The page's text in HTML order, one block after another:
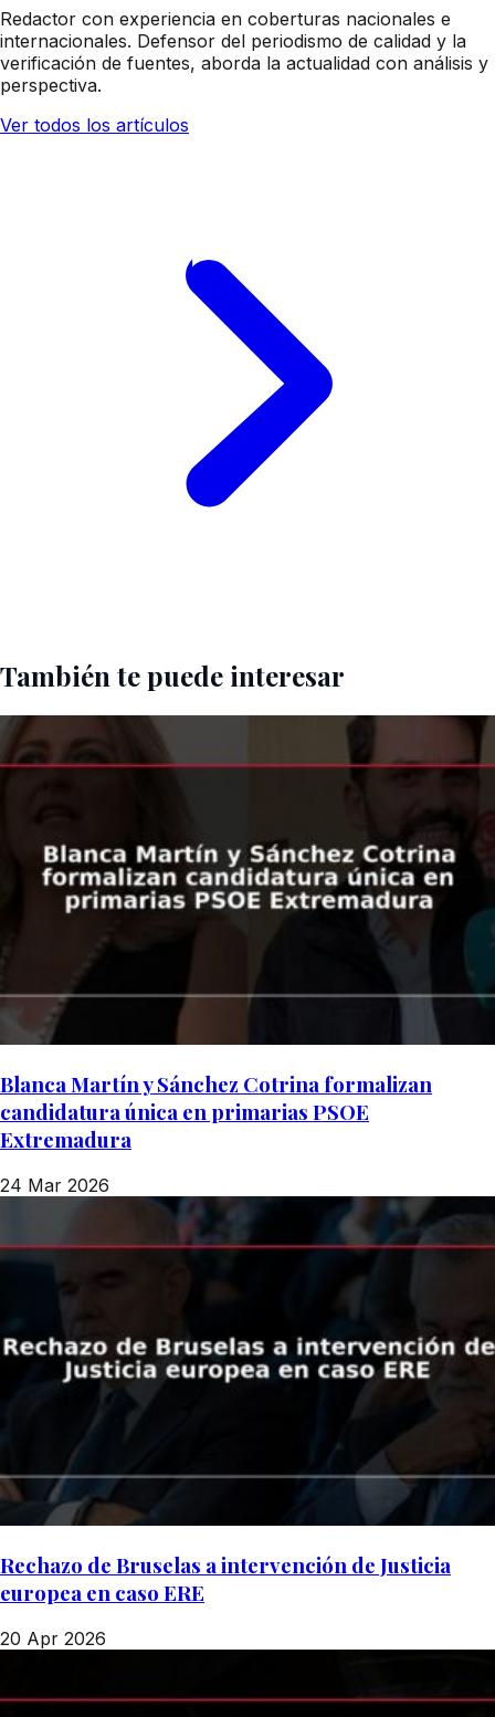
Redactor con experiencia en coberturas nacionales e
internacionales. Defensor del periodismo de calidad y la
verificación de fuentes, aborda la actualidad con análisis y
perspectiva.
Ver todos los artículos
También te puede interesar
Blanca Martín y Sánchez Cotrina formalizan
candidatura única en primarias PSOE
Extremadura
24 Mar 2026
Rechazo de Bruselas a intervención de Justicia
europea en caso ERE
20 Apr 2026